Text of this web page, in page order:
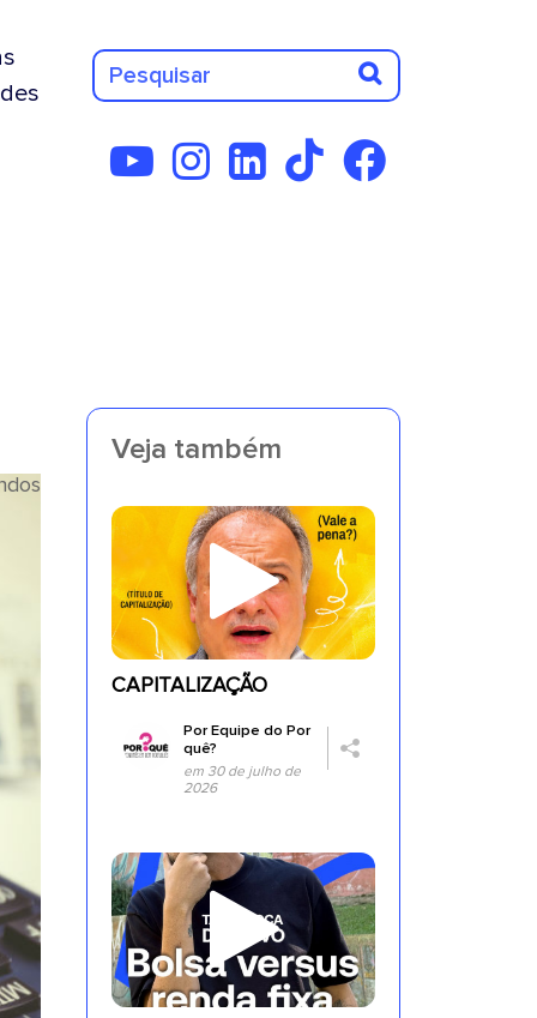
Veja também
CAPITALIZAÇÃO
PorEquipe do Por
quê?
em 30 de julho de
2026